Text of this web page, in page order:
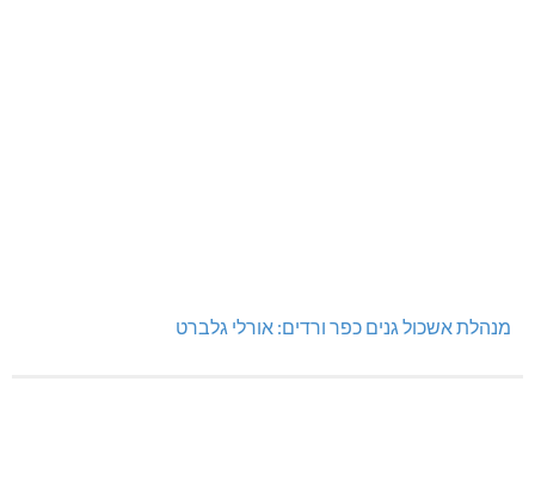
מנהלת אשכול גנים כפר ורדים: אורלי גלברט